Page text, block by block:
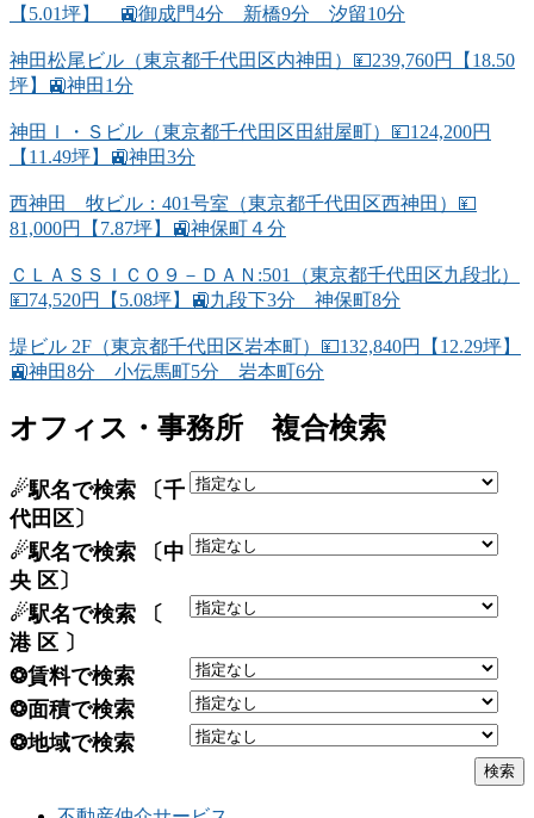
【5.01坪】 🚉御成門4分 新橋9分 汐留10分
神田松尾ビル（東京都千代田区内神田）💴239,760円【18.50
坪】🚉神田1分
神田Ｉ・Ｓビル（東京都千代田区田紺屋町）💴124,200円
【11.49坪】🚉神田3分
西神田 牧ビル：401号室（東京都千代田区西神田）💴
81,000円【7.87坪】🚉神保町４分
ＣＬＡＳＳＩＣＯ９－ＤＡＮ:501（東京都千代田区九段北）
💴74,520円【5.08坪】🚉九段下3分 神保町8分
堤ビル 2F（東京都千代田区岩本町）💴132,840円【12.29坪】
🚉神田8分 小伝馬町5分 岩本町6分
オフィス・事務所 複合検索
☄駅名で検索 〔千
代田区〕
☄駅名で検索 〔中
央 区〕
☄駅名で検索 〔
港 区 〕
❂賃料で検索
❂面積で検索
❂地域で検索